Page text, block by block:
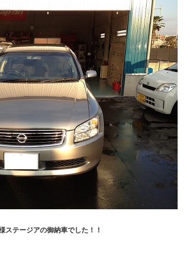
ステージアの御納車でした！！